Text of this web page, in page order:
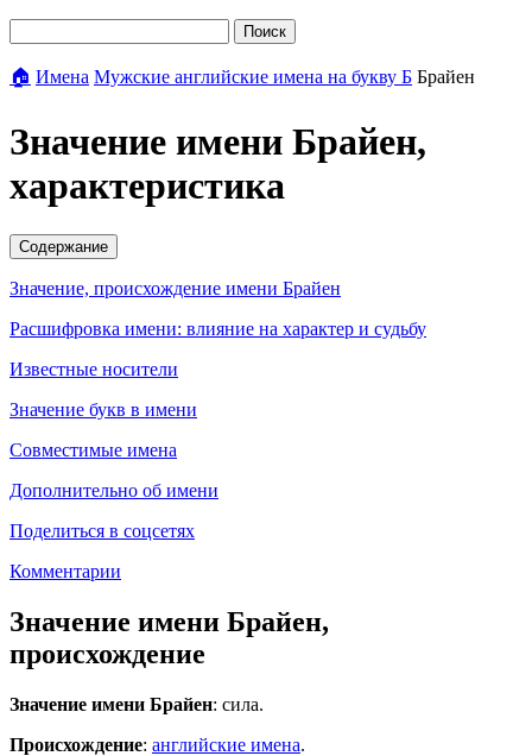
Поиск
🏠 Имена Мужские английские имена на букву Б Брайен
Значение имени Брайен,
характеристика
Содержание
Значение, происхождение имени Брайен
Расшифровка имени: влияние на характер и судьбу
Известные носители
Значение букв в имени
Совместимые имена
Дополнительно об имени
Поделиться в соцсетях
Комментарии
Значение имени Брайен,
происхождение
Значение имени Брайен: сила.
Происхождение: английские имена.